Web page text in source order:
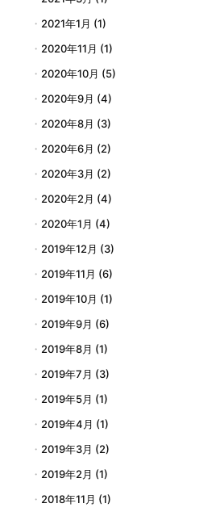
2021年1月 (1)
2020年11月 (1)
2020年10月 (5)
2020年9月 (4)
2020年8月 (3)
2020年6月 (2)
2020年3月 (2)
2020年2月 (4)
2020年1月 (4)
2019年12月 (3)
2019年11月 (6)
2019年10月 (1)
2019年9月 (6)
2019年8月 (1)
2019年7月 (3)
2019年5月 (1)
2019年4月 (1)
2019年3月 (2)
2019年2月 (1)
2018年11月 (1)